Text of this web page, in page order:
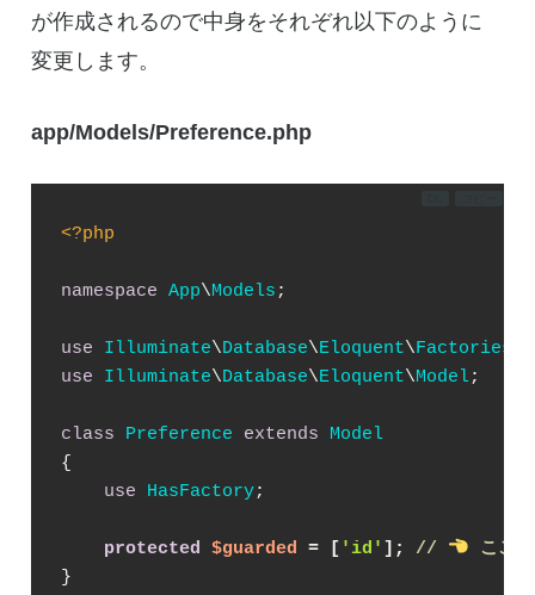
が作成されるので中身をそれぞれ以下のように
変更します。
app/Models/Preference.php
<?php
namespace App\Models ;
use Illuminate\Database\Eloquent\Factories
use
Illuminate\Database\Eloquent\Model;
class Preference extends
Model
{
use
HasFactory;
protected $guarded = [ 'id' ]; //
ここ